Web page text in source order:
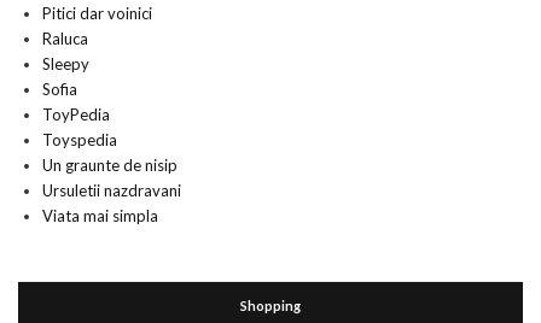
Pitici dar voinici
Raluca
Sleepy
Sofia
ToyPedia
Toyspedia
Un graunte de nisip
Ursuletii nazdravani
Viata mai simpla
Shopping